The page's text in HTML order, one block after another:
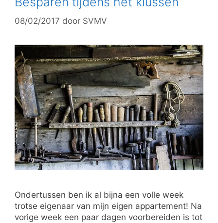
08/02/2017 door SVMV
Ondertussen ben ik al bijna een volle week
trotse eigenaar van mijn eigen appartement! Na
vorige week een paar dagen voorbereiden is tot